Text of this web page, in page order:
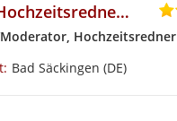
Freie Hochzeitsrednerin Felicitas Rohrer
Hochzeitsredner
Bad Säckingen (DE)